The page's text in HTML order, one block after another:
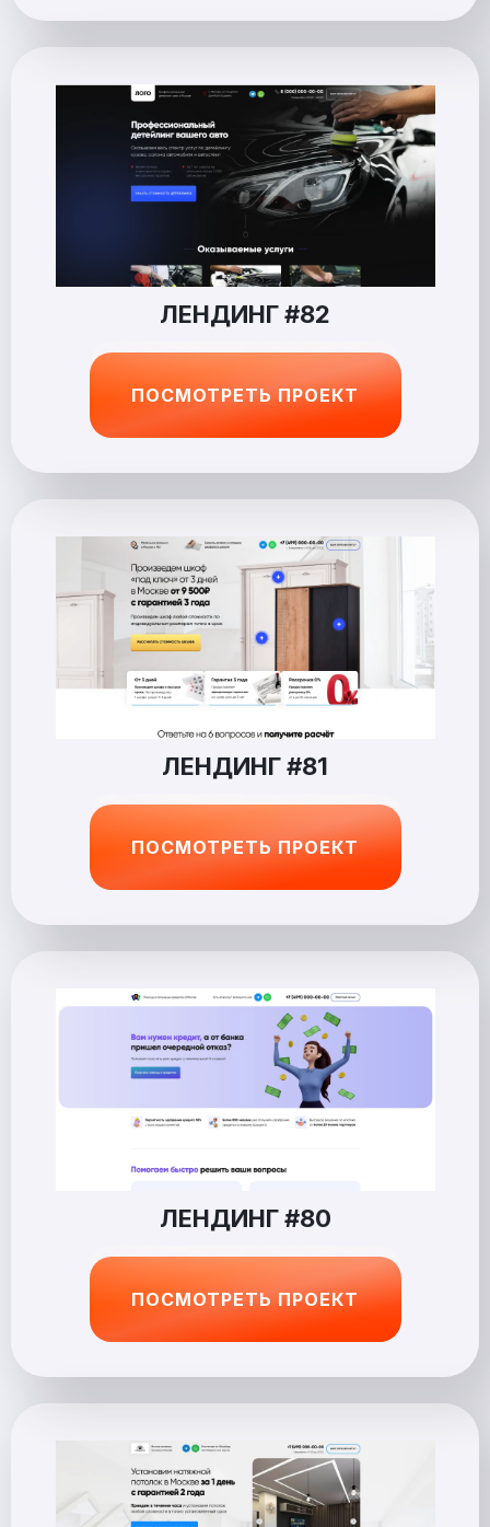
ЛЕНДИНГ #82
ПОСМОТРЕТЬ ПРОЕКТ
ЛЕНДИНГ #81
ПОСМОТРЕТЬ ПРОЕКТ
ЛЕНДИНГ #80
ПОСМОТРЕТЬ ПРОЕКТ